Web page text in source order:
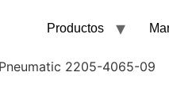
Productos
2205-4065-09